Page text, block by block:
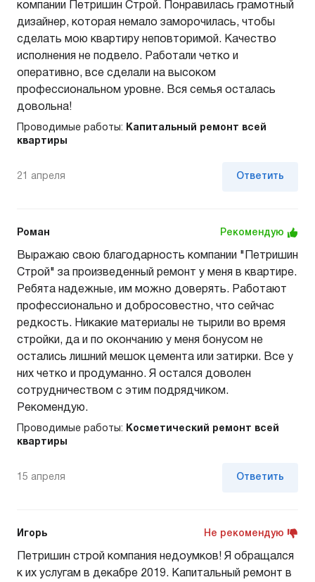
компании Петришин Строй. Понравилась грамотный
дизайнер, которая немало заморочилась, чтобы
сделать мою квартиру неповторимой. Качество
исполнения не подвело. Работали четко и
оперативно, все сделали на высоком
профессиональном уровне. Вся семья осталась
довольна!
Проводимые работы:
Капитальный ремонт всей
квартиры
21 апреля Ответить
Роман Рекомендую
Выражаю свою благодарность компании "Петришин
Строй" за произведенный ремонт у меня в квартире.
Ребята надежные, им можно доверять. Работают
профессионально и добросовестно, что сейчас
редкость. Никакие материалы не тырили во время
стройки, да и по окончанию у меня бонусом не
остались лишний мешок цемента или затирки. Все у
них четко и продуманно. Я остался доволен
сотрудничеством с этим подрядчиком.
Рекомендую.
Проводимые работы:
Косметический ремонт всей
квартиры
15 апреля Ответить
Игорь Не рекомендую
Петришин строй компания недоумков! Я обращался
к их услугам в декабре 2019. Капитальный ремонт в